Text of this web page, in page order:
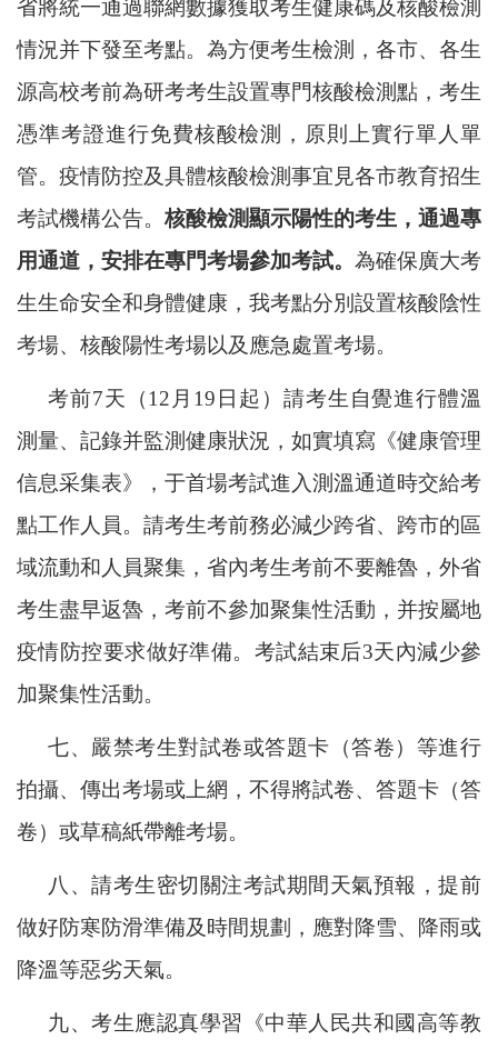
省將統一通過聯網數據獲取考生健康碼及核酸檢測
情況并下發至考點。為方便考生檢測， 各市、各生
源高校考前為研考考生設置專門核酸檢測點，考生
憑準考證進行免費核酸檢測，原則上實行單人單
管。疫情防控及具體核酸檢測事宜見各市教育招生
考試機構公告。核酸檢測顯示陽性的考生，通過專
用通道，安排在專門考場參加考試。 為確保廣大考
生生命安全和身體健康， 我考點分別設置核酸陰性
考場、核酸陽性考場以及應急處置考場。
考前7天（12月19日起）請考生自覺進行體溫
測量、記錄并監測健康狀況，如實填寫《健康管理
信息采集表》
， 于首場考試進入測溫通道時交給考
點工作人員。請考生考前務必減少跨省、跨市的區
域流動和人員聚集，省內考生考前不要離魯，外省
考生盡早返魯，考前不參加聚集性活動，并按屬地
疫情防控要求做好準備。考試結束后3天內減少參
加聚集性活動。
七、嚴禁考生對試卷或答題卡（答卷）等進行
拍攝、傳出考場或上網，不得將試卷、答題卡（答
卷）或草稿紙帶離考場。
八、請考生密切關注考試期間天氣預報，提前
做好防寒防滑準備及時間規劃，應對降雪、降雨或
降溫等惡劣天氣。
九、考生應認真學習《中華人民共和國高等教